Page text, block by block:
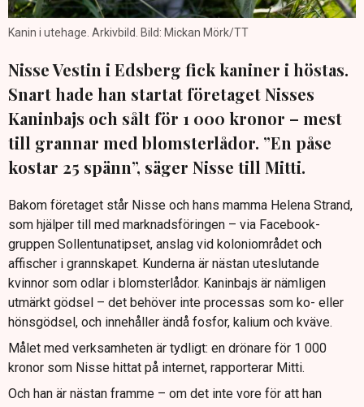
Kanin i utehage. Arkivbild. Bild: Mickan Mörk/TT
Nisse Vestin i Edsberg fick kaniner i höstas.
Snart hade han startat företaget Nisses
Kaninbajs och sålt för 1 000 kronor – mest
till grannar med blomsterlådor. ”En påse
kostar 25 spänn”, säger Nisse till Mitti.
Bakom företaget står Nisse och hans mamma Helena Strand,
som hjälper till med marknadsföringen – via Facebook-
gruppen Sollentunatipset, anslag vid koloniområdet och
affischer i grannskapet. Kunderna är nästan uteslutande
kvinnor som odlar i blomsterlådor. Kaninbajs är nämligen
utmärkt gödsel – det behöver inte processas som ko- eller
hönsgödsel, och innehåller ändå fosfor, kalium och kväve.
Målet med verksamheten är tydligt: en drönare för 1 000
kronor som Nisse hittat på internet, rapporterar Mitti.
Och han är nästan framme – om det inte vore för att han